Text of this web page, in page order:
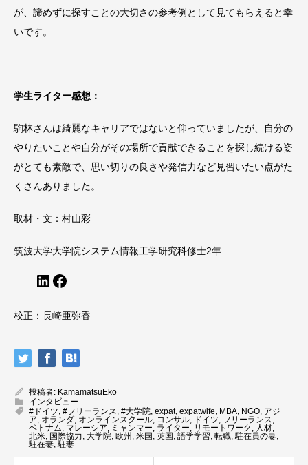
が、諦めずに探すことの大切さの参考例として見てもらえると幸
いです。
学生ライター感想：
駒林さんは綺麗なキャリアではないと仰っていましたが、自分の
やりたいことや自分がその場所で貢献できることを探し続ける姿
がとても素敵で、思い切りの良さや発信力など見習いたい点がた
くさんありました。
取材・文：村山彩
筑波大学大学院システム情報工学研究科修士2年
LinkedIn
Facebook
校正：長崎亜弥香
投稿者: KamamatsuEko
インタビュー
#ドイツ, #フリーランス, #大学院, expat, expatwife, MBA, NGO, アジ
ア, オランダ, オンラインスクール, コンサル, ドイツ, フリーランス,
ベトナム, マレーシア, ミャンマー, ライター, リモートワーク , 人材,
北米, 国際協力, 大学院, 欧州 , 米国 , 英国 , 語学学習, 転職,駐在員の妻,
駐在妻,駐妻